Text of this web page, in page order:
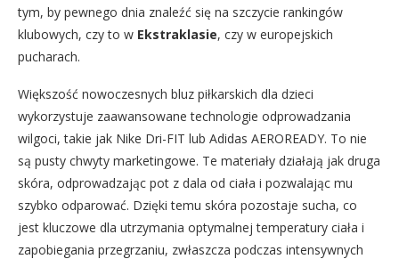
tym, by pewnego dnia znaleźć się na szczycie rankingów
klubowych, czy to w Ekstraklasie, czy w europejskich
pucharach.
Większość nowoczesnych bluz piłkarskich dla dzieci
wykorzystuje zaawansowane technologie odprowadzania
wilgoci, takie jak Nike Dri-FIT lub Adidas AEROREADY. To nie
są pusty chwyty marketingowe. Te materiały działają jak druga
skóra, odprowadzając pot z dala od ciała i pozwalając mu
szybko odparować. Dzięki temu skóra pozostaje sucha, co
jest kluczowe dla utrzymania optymalnej temperatury ciała i
zapobiegania przegrzaniu, zwłaszcza podczas intensywnych